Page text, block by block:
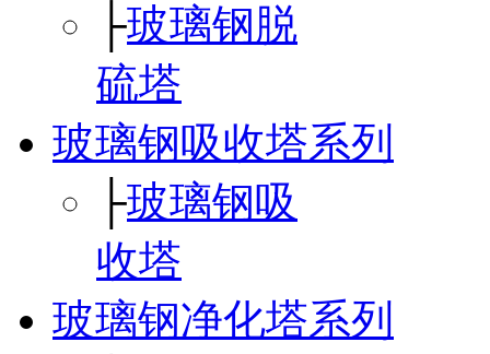
├玻璃钢脱
硫塔
玻璃钢吸收塔系列
├玻璃钢吸
收塔
玻璃钢净化塔系列